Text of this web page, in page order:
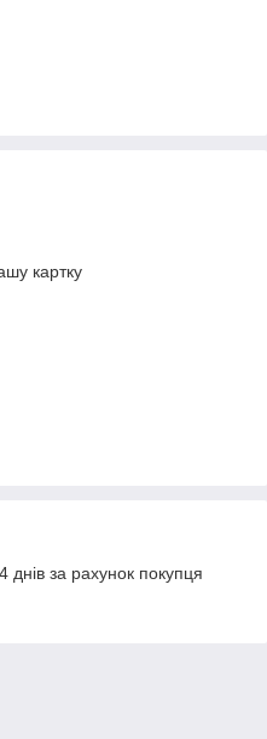
картку
за рахунок покупця